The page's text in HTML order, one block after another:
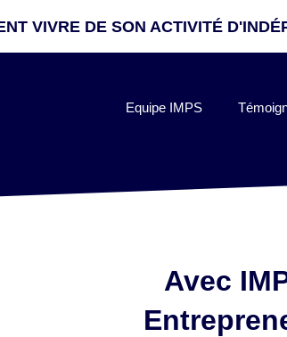
VIVRE DE SON ACTIVITÉ
Equipe IMPS
Avec